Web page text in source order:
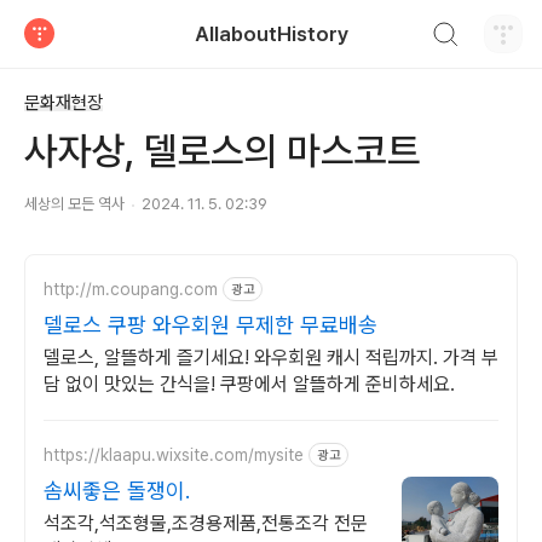
AllaboutHistory
문화재현장
사자상, 델로스의 마스코트
세상의 모든 역사 2024. 11. 5. 02:39
http://m.coupang.com 광고
델로스 쿠팡 와우회원 무제한 무료배송
델로스, 알뜰하게 즐기세요! 와우회원 캐시 적립까지. 가격 부
담 없이 맛있는 간식을! 쿠팡에서 알뜰하게 준비하세요.
https://klaapu.wixsite.com/mysite 광고
솜씨좋은 돌쟁이.
석조각,석조형물,조경용제품,전통조각 전문